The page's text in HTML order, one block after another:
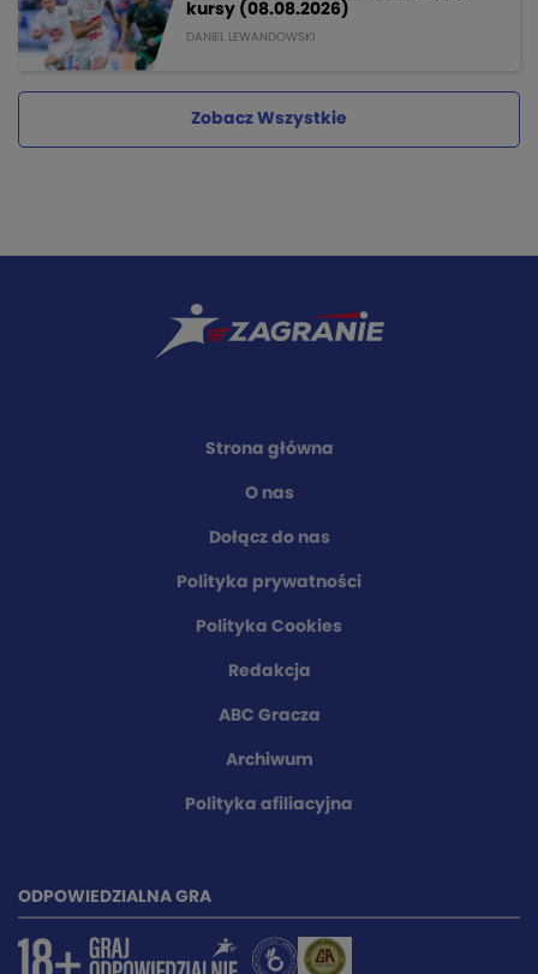
kursy (08.08.2026)
DANIEL LEWANDOWSKI
Zobacz Wszystkie
Strona główna
O nas
Dołącz do nas
Polityka prywatności
Polityka Cookies
Redakcja
ABC Gracza
Archiwum
Polityka afiliacyjna
ODPOWIEDZIALNA GRA